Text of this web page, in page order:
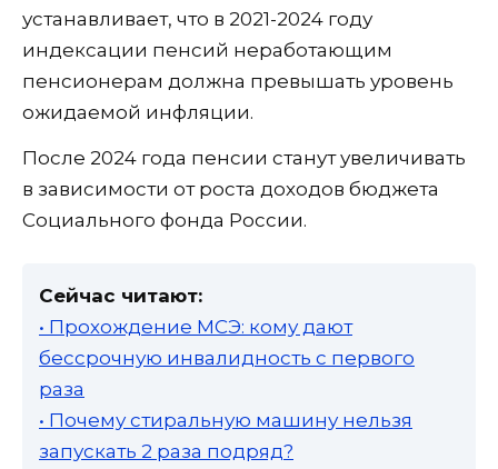
устанавливает, что в 2021-2024 году
индексации пенсий неработающим
пенсионерам должна превышать уровень
ожидаемой инфляции.
После 2024 года пенсии станут увеличивать
в зависимости от роста доходов бюджета
Социального фонда России.
Сейчас читают:
• Прохождение МСЭ: кому дают
бессрочную инвалидность с первого
раза
• Почему стиральную машину нельзя
запускать 2 раза подряд?